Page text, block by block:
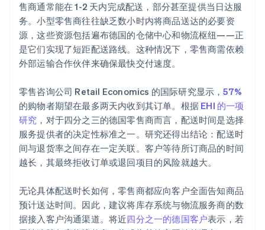
售商通常能在 1-2 天内完成配送，部分甚至提供当日达服
务。小型零售商往往缺乏数小时内将商品送达的必要资
源，这些资源包括遍布德国的仓储中心和物流枢纽——正
是它们实现了短距配送路线。这种情况下，零售商需依赖
外部运输合作伙伴来确保最快交付速度。
零售咨询公司 Retail Economics 的国际研究显示，57%
的购物者期望在最多两天内收到其订单。根据 EHI 的一项
研究 ，对于四分之三的德国零售商而言，配送时间是选择
服务提供者的决定性标准之一。研究还得出结论：配送时
间与退货率之间存在一定关联。客户等待所订商品的时间
越长，其最终拒收订单或退回项目的风险就越大。
无论具体配送时长如何，零售商都应向客户全面告知商品
预计送达时间。因此，建议将库存系统与物流服务商的数
据接入客户沟通渠道。将近四分之一的德国客户表示，若